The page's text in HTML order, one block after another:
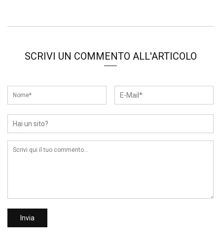
SCRIVI UN COMMENTO ALL'ARTICOLO